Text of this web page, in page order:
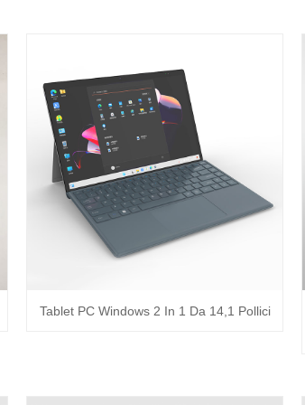
Tablet PC Windows 2 In 1 Da 14,1 Pollici